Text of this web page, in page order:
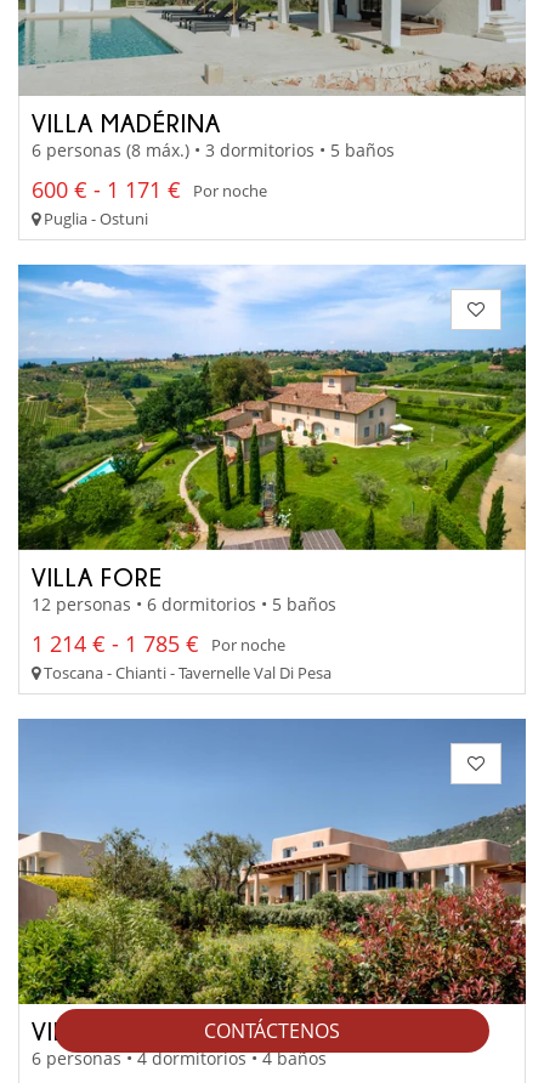
CONTÁCTENOS
VILLA MADÉRINA
6 personas (8 máx.) • 3 dormitorios • 5 baños
600 € - 1 171 €
Por noche
Puglia - Ostuni
VILLA FORE
12 personas • 6 dormitorios • 5 baños
1 214 € - 1 785 €
Por noche
Toscana - Chianti - Tavernelle Val Di Pesa
VILLA LUPLIS
6 personas • 4 dormitorios • 4 baños